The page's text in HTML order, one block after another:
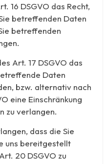
16 DSGVO das Recht,
betreffenden Daten
betreffenden
Art. 17 DSGVO das
Daten
bzw. alternativ nach
eine Einschränkung
zu verlangen.
dass die Sie
uns bereitgestellt
20 DSGVO zu